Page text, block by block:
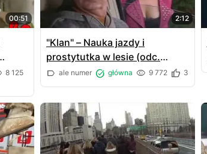
00:51
8 125
2:12
"Klan" – Nauka jazdy i
prostytutka w lesie (odc.
3185)ale numer główna 9 772 3